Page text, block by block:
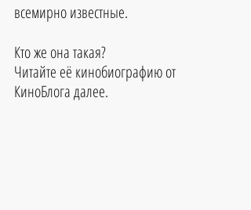
всемирно известные.
Кто же она такая?
Читайте её кинобиографию от
КиноБлога далее.